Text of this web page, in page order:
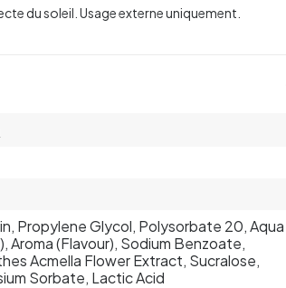
du soleil. Usage externe uniquement.
Propylene Glycol, Polysorbate 20, Aqua
Aroma (Flavour), Sodium Benzoate,
Acmella Flower Extract, Sucralose,
Sorbate, Lactic Acid